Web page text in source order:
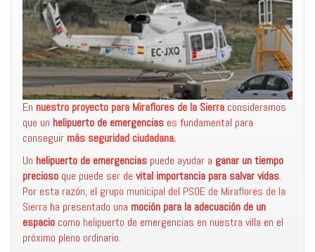
En nuestro proyecto para Miraflores de la Sierra consideramos
que un helipuerto de emergencias es fundamental para
conseguir más seguridad ciudadana.
Un helipuerto de emergencias puede ayudar a ganar un tiempo
precioso que puede ser de vital importancia para salvar vidas.
Por esta razón, el grupo municipal del PSOE de Miraflores de la
Sierra ha presentado una moción para la adecuación de un
espacio como helipuerto de emergencias en nuestra villa en el
próximo pleno ordinario.